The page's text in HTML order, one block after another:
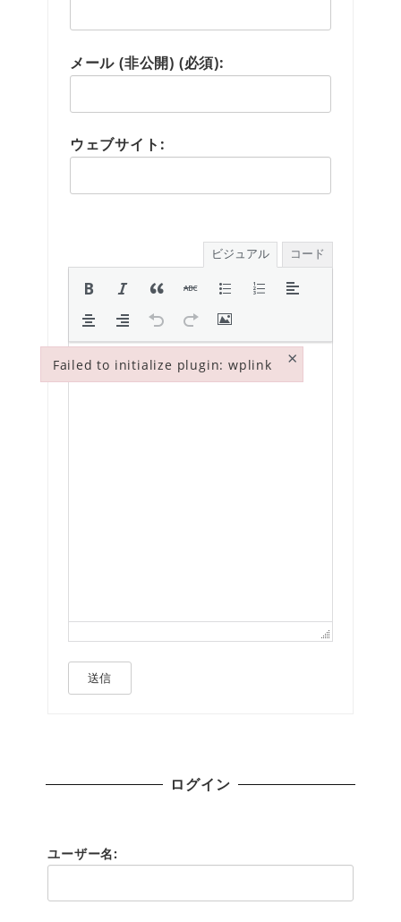
メール (非公開) (必須):
ウェブサイト:
ビジュアル コード
送信
ログイン
ユーザー名:
Failed to initialize plugin: wplink ×
Failed to initialize plugin: wplink